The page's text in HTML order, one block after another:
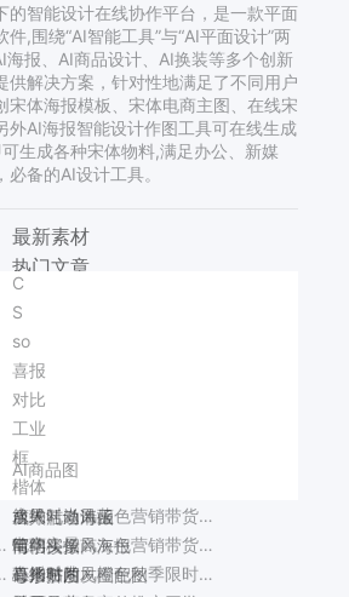
最新上传
公众号
PPT
营销带货
交流分享
宣传推广
通知公告
招聘招募 个人娱乐
的智能设计在线协作平台，是一款平面
,围绕“AI智能工具”与“AI平面设计”两
海报、AI商品设计、AI换装等多个创新
供解决方案，针对性地满足了不同用户
宋体海报模板、宋体电商主图、在线宋
外AI海报智能设计作图工具可在线生成
生成各种宋体物料,满足办公、新媒
备的AI设计工具。
C
S
so
喜报
对比
工业
框
楷体
水果
电商
直播贴片
最新素材
简约时尚风蓝色营销带货秋季通用类新品上市手机海报
手机全屏海报
简约实景风灰色营销带货睡眠疗愈体验课手机全屏海报
手机全屏海报
简约时尚风橙色秋季限时主题活动营销推广手机海报
护手霜海报爆款设计
美业早安
艺术展会海报
社群福利海报
世界读书日配图
员工手册
放假通知海报
台球活动海报
情侣头像
心形拼图
热门文章
搬迁通知模板
秋季招聘海报
月签
雨水节气海报
双11狂欢促销
情人节促销海报
世界足球日
成人礼邀请函
写字楼招商海报
母亲节朋友圈配图
AI消除
图片翻译
智能抠图
AI商品图